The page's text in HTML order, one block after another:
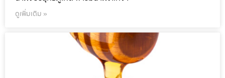
ดูเพิ่มเติม »